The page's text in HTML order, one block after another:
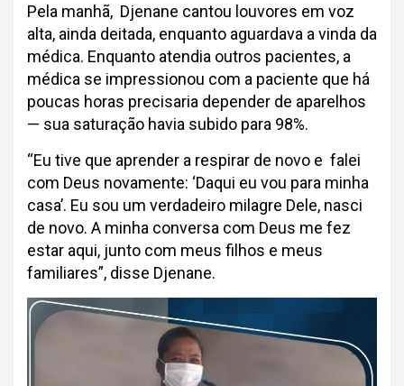
Pela manhã, Djenane cantou louvores em voz
alta, ainda deitada, enquanto aguardava a vinda da
médica. Enquanto atendia outros pacientes, a
médica se impressionou com a paciente que há
poucas horas precisaria depender de aparelhos
— sua saturação havia subido para 98%.
“Eu tive que aprender a respirar de novo e falei
com Deus novamente: ‘Daqui eu vou para minha
casa’. Eu sou um verdadeiro milagre Dele, nasci
de novo. A minha conversa com Deus me fez
estar aqui, junto com meus filhos e meus
familiares”, disse Djenane.